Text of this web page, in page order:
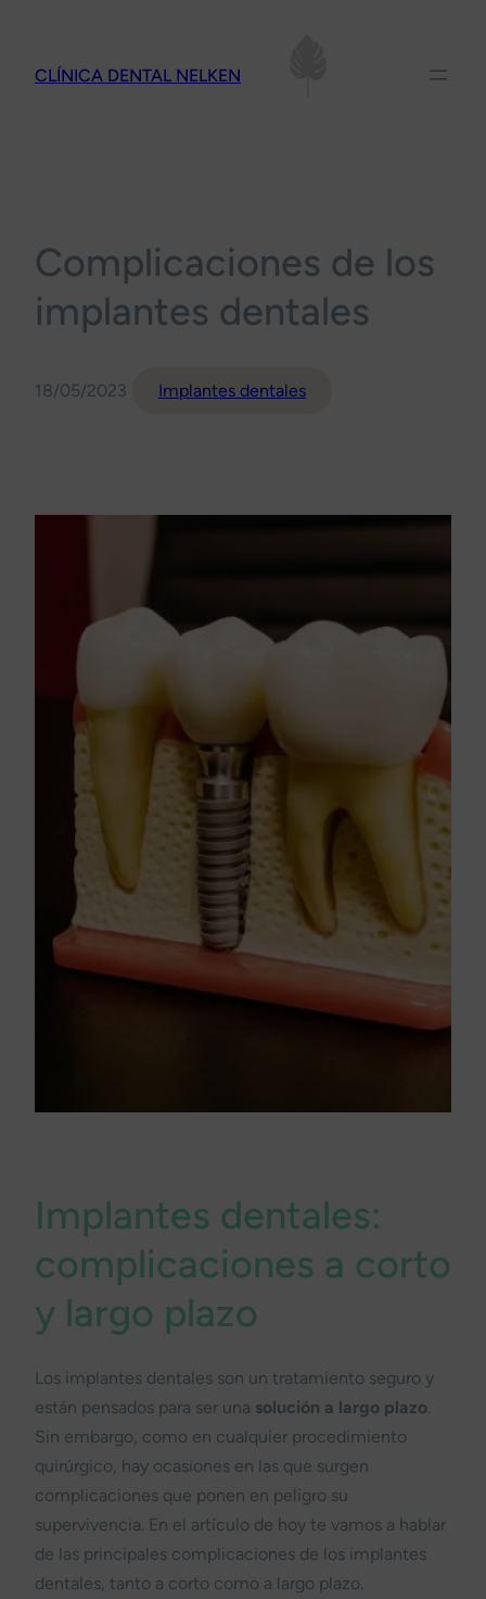
contenido
CLÍNICA DENTAL NELKEN
Complicaciones de los
implantes dentales
18/05/2023 Implantes dentales
Implantes dentales:
complicaciones a corto
y largo plazo
Los implantes dentales son un tratamiento seguro y
están pensados para ser una solución a largo plazo.
Sin embargo, como en cualquier procedimiento
quirúrgico, hay ocasiones en las que surgen
complicaciones que ponen en peligro su
supervivencia. En el artículo de hoy te vamos a hablar
de las principales complicaciones de los implantes
dentales, tanto a corto como a largo plazo.